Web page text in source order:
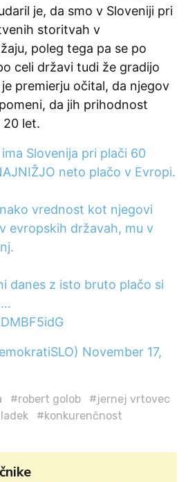
je, da smo v Sloveniji pri
storitvah v
poleg tega pa se po
celi državi tudi že gradijo
premierju očital, da njegov
da jih prihodnost
20 let.
Slovenija pri plači 60
neto plačo v Evropi.
vrednost kot njegovi
evropskih državah, mu v
danes z isto bruto plačo si
November 17,
#robert golob
#jernej vrtovec
#konkurenčnost